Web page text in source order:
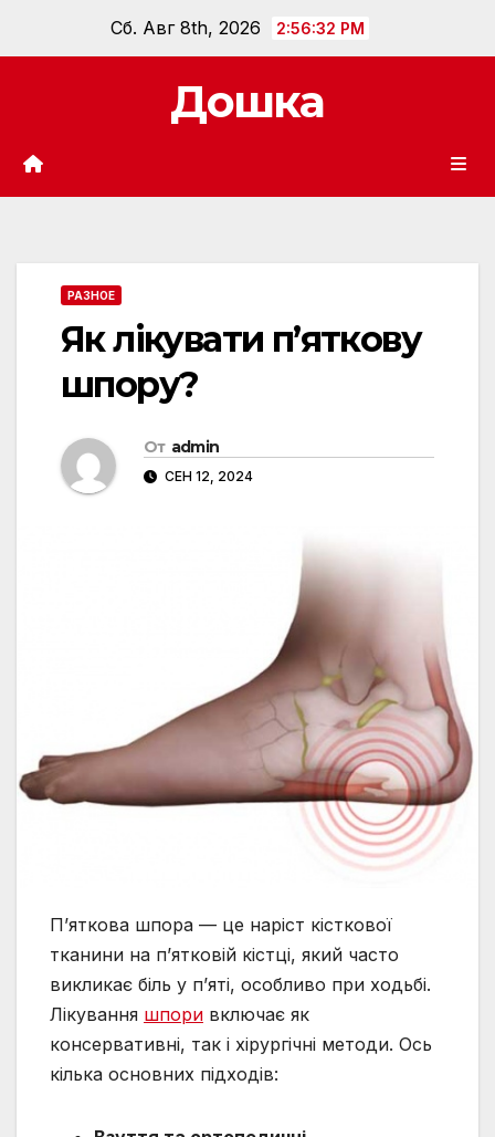
Сб. Авг 8th, 2026 2:56:33 PM
Дошка
РАЗНОЕ
Як лікувати п’яткову
шпору?
От admin
СЕН 12, 2024
П’яткова шпора — це наріст кісткової
тканини на п’ятковій кістці, який часто
викликає біль у п’яті, особливо при ходьбі.
Лікування шпори включає як
консервативні, так і хірургічні методи. Ось
кілька основних підходів: